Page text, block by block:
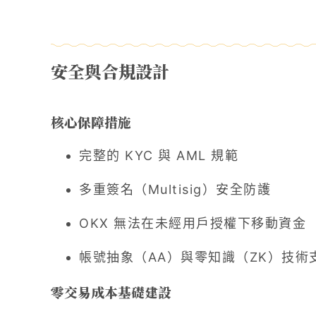
安全與合規設計
核心保障措施
完整的 KYC 與 AML 規範
多重簽名（Multisig）安全防護
OKX 無法在未經用戶授權下移動資金
帳號抽象（AA）與零知識（ZK）技術
零交易成本基礎建設